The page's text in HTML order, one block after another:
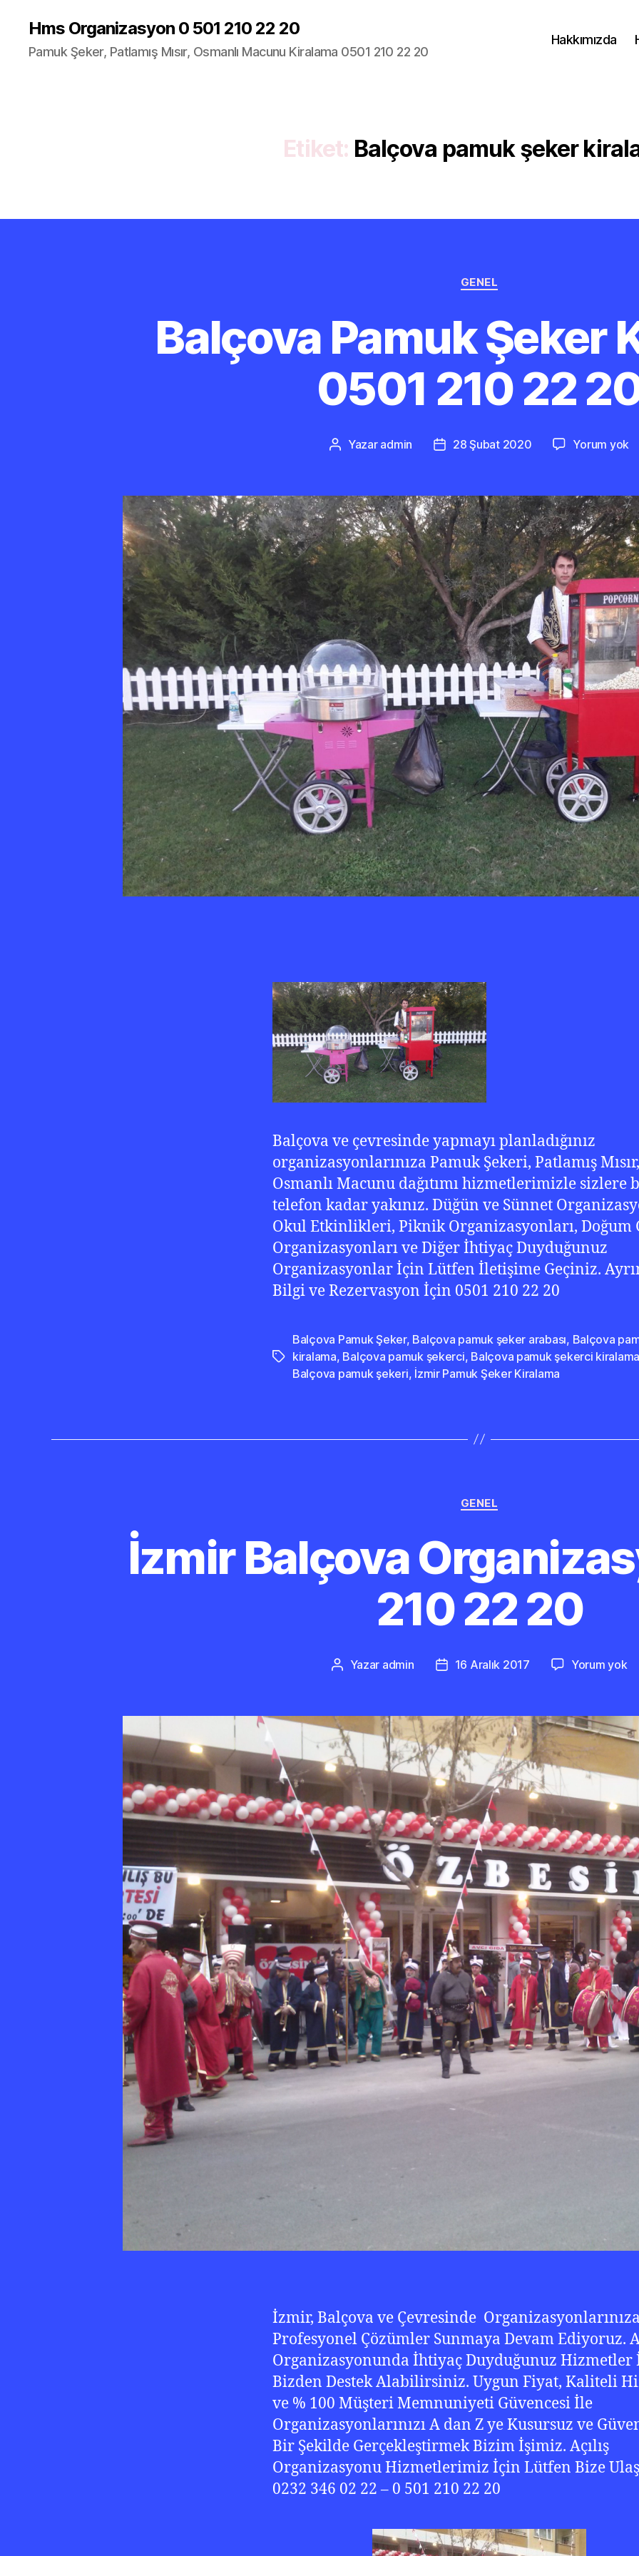
Hms Organizasyon 0 501 210 22 20
Pamuk Şeker, Patlamış Mısır, Osmanlı Macunu Kiralama 0501 210 22 20
Hakkımızda
Etiket: Balçova pamuk şeker
Kategoriler
GENEL
Balçova Pamuk Şeker
0501 210 22
Yazının
Yazar admin
Yazı28 Şubat 2020 Yorum yok
Balçova ve çevresinde yapmayı planladığınız
organizasyonlarınıza Pamuk Şekeri, Patlamış Mısır,
Osmanlı Macunu dağıtımı hizmetlerimizle sizlere
telefon kadar yakınız. Düğün ve Sünnet
Okul Etkinlikleri, Piknik Organizasyonları, Doğum
Organizasyonları ve Diğer İhtiyaç Duyduğunuz
Organizasyonlar İçin Lütfen İletişime Geçiniz.
Bilgi ve Rezervasyon İçin 0501 210 22 20
Etiketler
Balçova Pamuk Şeker, Balçova pamuk şeker arabası, Balçova
kiralama, Balçova pamuk şekerci, Balçova pamuk şekerci kiralama
Balçova pamuk şekeri, İzmir Pamuk Şeker Kiralama
Kategoriler
GENEL
İzmir Balçova
210 22 20
Yazının
Yazar admin
Yazı16 Aralık 2017 Yorum yok
210
İzmir, Balçova ve Çevresinde Organizasyonlarınıza
Profesyonel Çözümler Sunmaya Devam Ediyoruz.
Organizasyonunda İhtiyaç Duyduğunuz Hizmetler
Bizden Destek Alabilirsiniz. Uygun Fiyat, Kaliteli
ve % 100 Müşteri Memnuniyeti Güvencesi İle
Organizasyonlarınızı A dan Z ye Kusursuz ve
Bir Şekilde Gerçekleştirmek Bizim İşimiz. Açılış
Organizasyonu Hizmetlerimiz İçin Lütfen Bize
0232 346 02 22 – 0 501 210 22 20